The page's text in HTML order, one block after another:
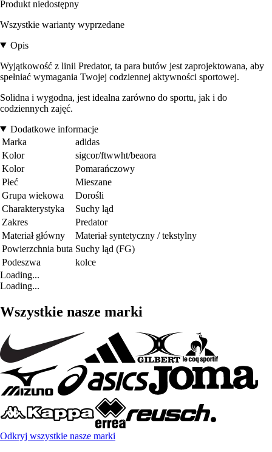
Produkt niedostępny
Wszystkie warianty wyprzedane
Opis
Wyjątkowość z linii Predator, ta para butów jest zaprojektowana, aby
spełniać wymagania Twojej codziennej aktywności sportowej.
Solidna i wygodna, jest idealna zarówno do sportu, jak i do
codziennych zajęć.
Dodatkowe informacje
Marka
adidas
Kolor
sigcor/ftwwht/beaora
Kolor
Pomarańczowy
Płeć
Mieszane
Grupa wiekowa
Dorośli
Charakterystyka
Suchy ląd
Zakres
Predator
Materiał główny
Materiał syntetyczny / tekstylny
Powierzchnia buta Suchy ląd (FG)
Podeszwa
kolce
Loading...
Loading...
Wszystkie nasze marki
Odkryj wszystkie nasze marki